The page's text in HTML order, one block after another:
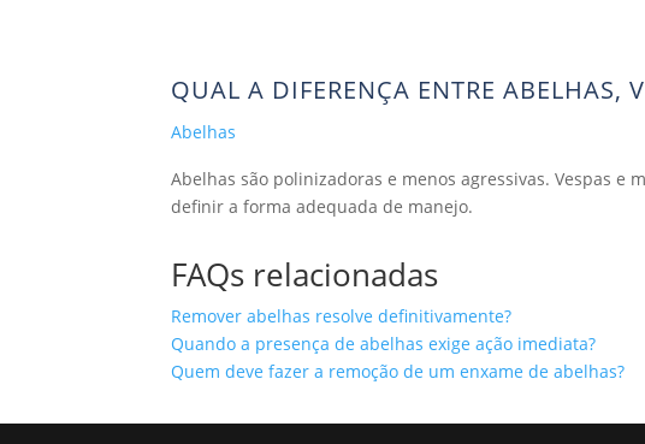
QUAL A DIFERENÇA ENTRE ABELHAS,
Abelhas
Abelhas são polinizadoras e menos agressivas. Vespas
definir a forma adequada de manejo.
FAQs relacionadas
Remover abelhas resolve definitivamente?
Quando a presença de abelhas exige ação imediata?
Quem deve fazer a remoção de um enxame de abelhas?